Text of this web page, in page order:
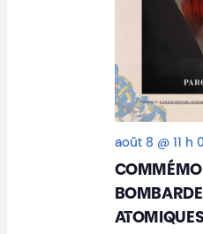
août 8 @ 11 h